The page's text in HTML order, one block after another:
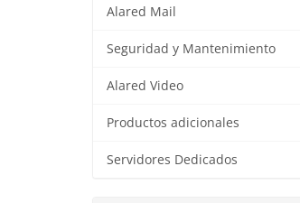
Alared Mail
Seguridad y Mantenimiento
Alared Video
Productos adicionales
Servidores Dedicados